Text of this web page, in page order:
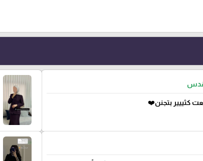
كثييير بتجنن❤️